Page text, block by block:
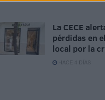
La CECE
pérdidas en
local por la
HACE 4 DÍAS